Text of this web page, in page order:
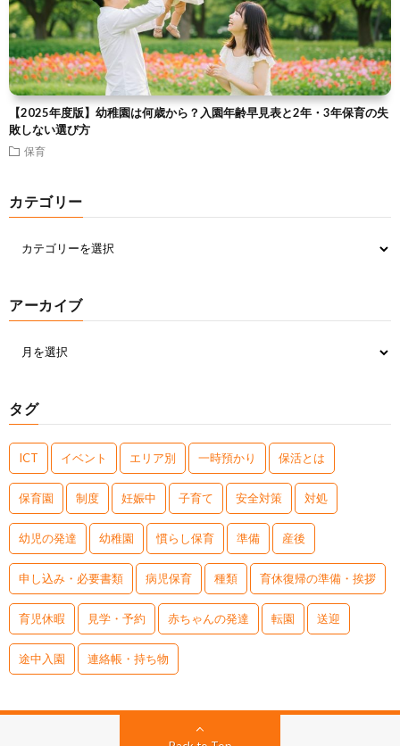
【2025年度版】幼稚園は何歳から？入園年齢早見表と2年・3年保育の失
敗しない選び方
保育
カテゴリー
アーカイブ
タグ
ICT イベント エリア別 一時預かり 保活とは
保育園 制度 妊娠中 子育て 安全対策 対処
幼児の発達 幼稚園 慣らし保育 準備 産後
申し込み・必要書類 病児保育 種類 育休復帰の準備・挨拶
育児休暇 見学・予約 赤ちゃんの発達 転園 送迎
途中入園 連絡帳・持ち物